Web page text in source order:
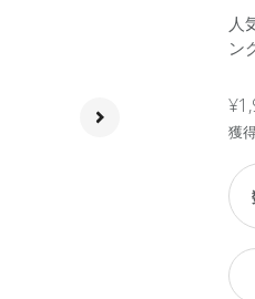
人
ン
獲